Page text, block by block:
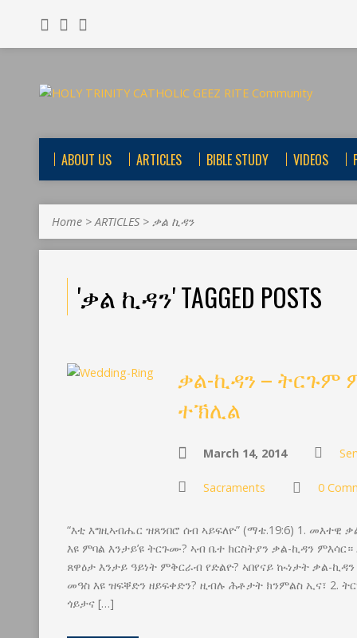
ABOUT US ARTICLES BIBLE STUDY VIDEOS
Home >ARTICLES> ቃል ኪዳን
'ቃል ኪዳን' TAGGED POSTS
ቃል-ኪዳን – ትርጉም
ተኽሊል
March 14, 2014
Sacraments 0
“እቲ እግዚኣብሔር ዝጸንበሮ ሰብ ኣይፍለዮ” (ማቴ.19:6) 1.
እዩ ምባል እንታይ’ዩ ትርጉሙ? ኣብ ቤተ ክርስትያን ቃል-ኪዳን
ጸዋዕታ እንታይ ዓይነት ምቅርራብ የድልዮ? ኣበየናይ ኲነታት ቃል-
መዓስ እዩ ዝፍቐድን ዘይፍቀድን? ዚብሉ ሕቶታት ክንምልስ ኢና፣ 2.
ጎይታና […]